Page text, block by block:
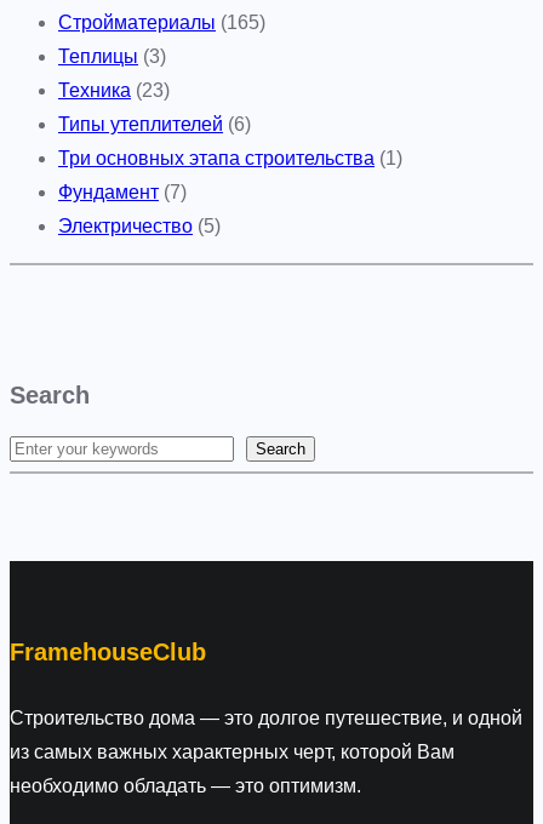
Стройматериалы (165)
Теплицы (3)
Техника (23)
Типы утеплителей (6)
Три основных этапа строительства (1)
Фундамент (7)
Электричество (5)
Search
S
Search
FramehouseClub
Строительство дома — это долгое путешествие, и одной
из самых важных характерных черт, которой Вам
необходимо обладать — это оптимизм.